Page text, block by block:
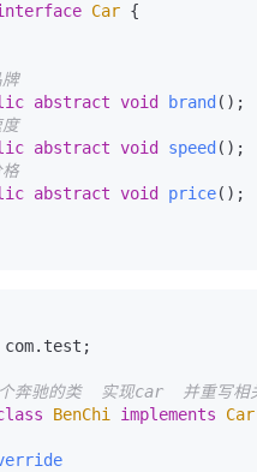
Car {
abstract void brand () ;
abstract void speed () ;
abstract void price() ;
com.test;
奔驰的类  实现car  并重写相
BenChi implements Car